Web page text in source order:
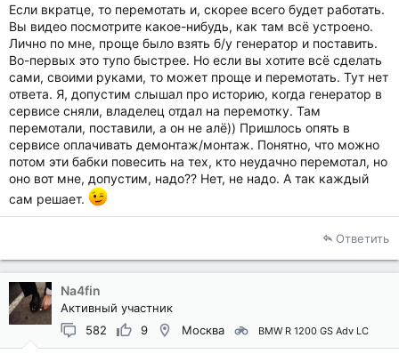
Если вкратце, то перемотать и, скорее всего будет работать.
Вы видео посмотрите какое-нибудь, как там всё устроено.
Лично по мне, проще было взять б/у генератор и поставить.
Во-первых это тупо быстрее. Но если вы хотите всё сделать
сами, своими руками, то может проще и перемотать. Тут нет
ответа. Я, допустим слышал про историю, когда генератор в
сервисе сняли, владелец отдал на перемотку. Там
перемотали, поставили, а он не алё)) Пришлось опять в
сервисе оплачивать демонтаж/монтаж. Понятно, что можно
потом эти бабки повесить на тех, кто неудачно перемотал, но
оно вот мне, допустим, надо?? Нет, не надо. А так каждый
сам решает.
Ответить
Na4fin
Активный участник
582
9 Москва BMW R 1200 GS Adv LC